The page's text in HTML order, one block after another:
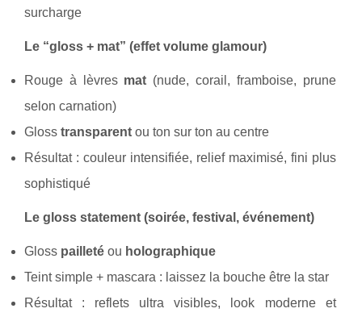
surcharge
Le “gloss + mat” (effet volume glamour)
Rouge à lèvres mat (nude, corail, framboise, prune
selon carnation)
Gloss transparent ou ton sur ton au centre
Résultat : couleur intensifiée, relief maximisé, fini plus
sophistiqué
Le gloss statement (soirée, festival, événement)
Gloss pailleté ou holographique
Teint simple + mascara : laissez la bouche être la star
Résultat : reflets ultra visibles, look moderne et